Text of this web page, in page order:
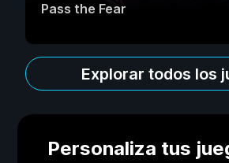
Pass the Fear
Explorar todos los
Personaliza tus